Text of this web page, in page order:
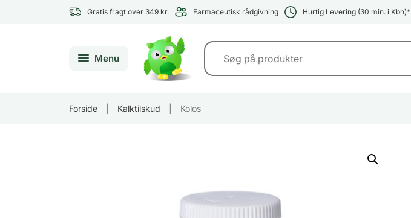
Gratis fragt over 349 kr. Farmaceutisk rådgivning Hurtig Levering (30 min. i Kbh)*
Menu
Forside Kalktilskud Kolos